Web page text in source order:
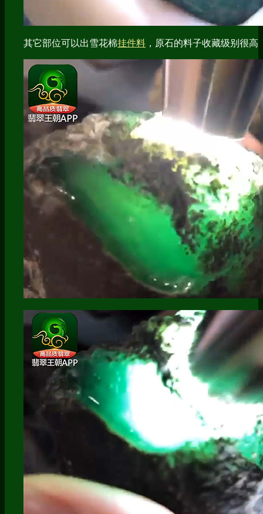
其它部位可以出雪花棉挂件料 ，原石的料子收藏级别很高